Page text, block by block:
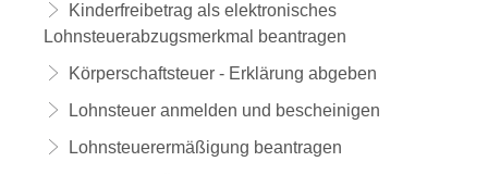
Kinderfreibetrag als elektronisches
Lohnsteuerabzugsmerkmal beantragen
Körperschaftsteuer - Erklärung abgeben
Lohnsteuer anmelden und bescheinigen
Lohnsteuerermäßigung beantragen